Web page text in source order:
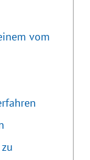
vom